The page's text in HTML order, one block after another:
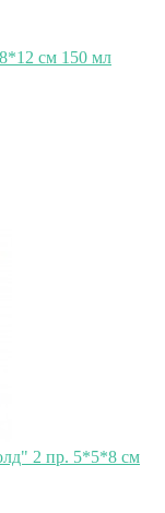
см 150 мл
2 пр. 5*5*8 см